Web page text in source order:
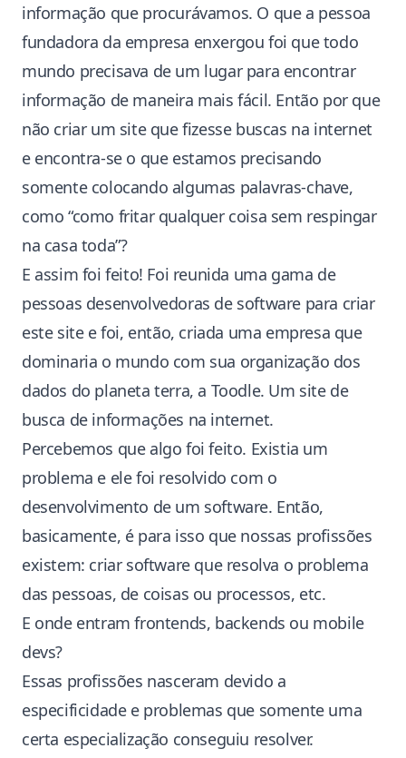
informação que procurávamos. O que a pessoa
fundadora da empresa enxergou foi que todo
mundo precisava de um lugar para encontrar
informação de maneira mais fácil. Então por que
não criar um site que fizesse buscas na internet
e encontra-se o que estamos precisando
somente colocando algumas palavras-chave,
como “como fritar qualquer coisa sem respingar
na casa toda”?
E assim foi feito! Foi reunida uma gama de
pessoas desenvolvedoras de software para criar
este site e foi, então, criada uma empresa que
dominaria o mundo com sua organização dos
dados do planeta terra, a Toodle. Um site de
busca de informações na internet.
Percebemos que algo foi feito. Existia um
problema e ele foi resolvido com o
desenvolvimento de um software. Então,
basicamente, é para isso que nossas profissões
existem: criar software que resolva o problema
das pessoas, de coisas ou processos, etc.
E onde entram frontends, backends ou mobile
devs?
Essas profissões nasceram devido a
especificidade e problemas que somente uma
certa especialização conseguiu resolver.